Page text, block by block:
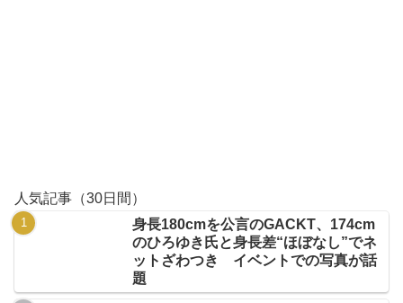
人気記事（30日間）
身長180cmを公言のGACKT、174cm
のひろゆき氏と身長差“ほぼなし”でネ
ットざわつき イベントでの写真が話
題